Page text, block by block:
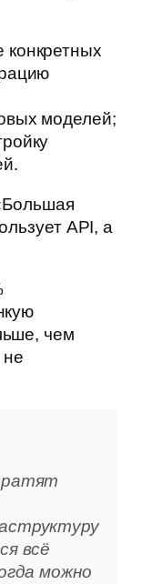
моделей;
API, а
чем
всё
можно